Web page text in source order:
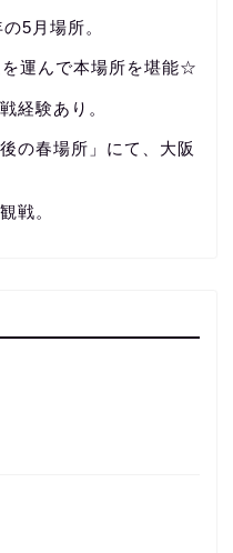
5月場所。
を運んで本場所を堪能☆
経験あり。
の春場所」にて、大阪
戦。